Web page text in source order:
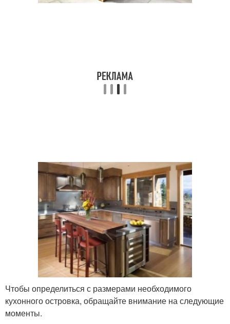
Чтобы определиться с размерами необходимого
кухонного островка, обращайте внимание на следующие
моменты.